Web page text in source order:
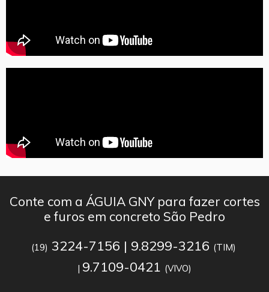
Conte com a ÁGUIA GNY para fazer cortes
e furos em concreto São Pedro
(19) 3224-7156 | 9.8299-3216 (TIM)
| 9.7109-0421 (VIVO)